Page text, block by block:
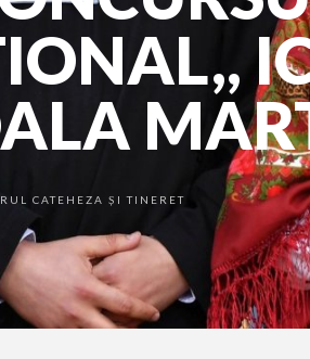
CATEHEZA ȘI TINERET